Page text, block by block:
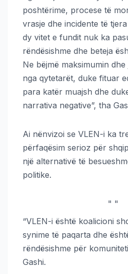
poshtërime, procese të
vrasje dhe incidente të
dy vitet e fundit nuk ka
rëndësishme dhe beteja
Ne bëjmë maksimumin
nga qytetarët, duke fituar
para katër muajsh dhe
narrativa negative”, tha
Ai nënvizoi se VLEN-i ka
përfaqësim serioz për
një alternativë të
politike.
" "
“VLEN-i është koalicioni
synime të paqarta dhe
rëndësishme për
Gashi.